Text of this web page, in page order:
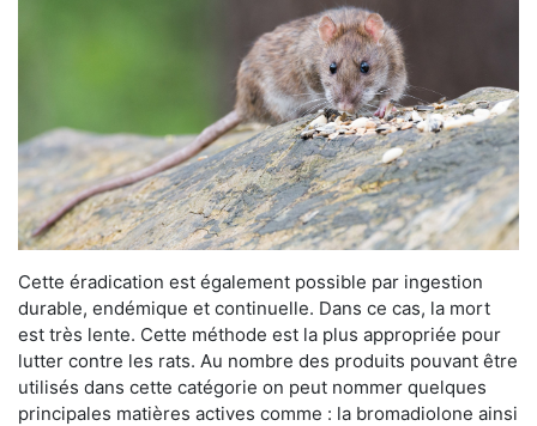
Cette éradication est également possible par ingestion
durable, endémique et continuelle. Dans ce cas, la mort
est très lente. Cette méthode est la plus appropriée pour
lutter contre les rats. Au nombre des produits pouvant être
utilisés dans cette catégorie on peut nommer quelques
principales matières actives comme : la bromadiolone ainsi